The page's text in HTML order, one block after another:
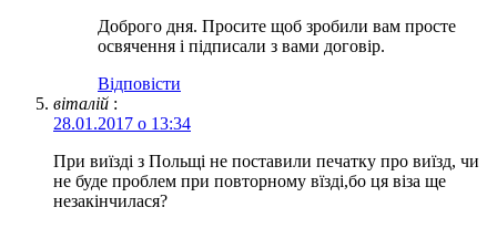
Доброго дня. Просите щоб зробили вам просте
освячення і підписали з вами договір.
Відповіcти
віталій :
28.01.2017 о 13:34
При виїзді з Польщі не поставили печатку про виїзд, чи
не буде проблем при повторному вїзді,бо ця віза ще
незакінчилася?